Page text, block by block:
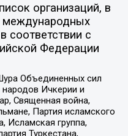
организаций, в
международных
соответствии с
Федерации
Объединенных сил
Ичкерии и
Священная война,
Партия исламского
Исламская группа,
Туркестана,